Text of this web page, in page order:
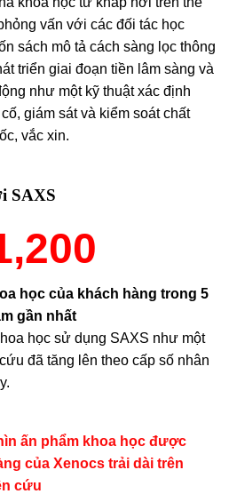
vấn với các đối tác học
sách mô tả cách sàng lọc thông
triển giai đoạn tiền lâm sàng và
như một kỹ thuật xác định
giám sát và kiểm soát chất
vắc xin.
SAXS
học của khách hàng trong 5
gần nhất
học sử dụng SAXS như một
đã tăng lên theo cấp số nhân
ấn phẩm khoa học được
của Xenocs trải dài trên
cứu